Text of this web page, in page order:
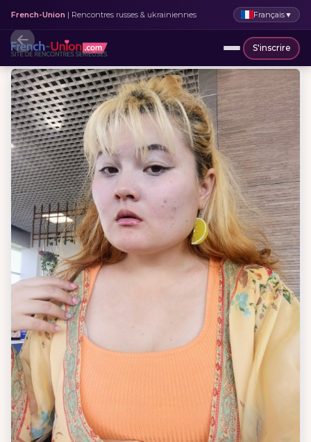
French-Union | Rencontres russes & ukrainiennes Français▼
S'inscrire